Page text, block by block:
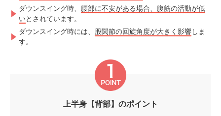
ダウンスイング時、 腰部に不安がある場合、腹筋の活動が低
いとされています。
ダウンスイング時には、
股関節の回旋角度が大きく影響しま
す。
上半身【背部】のポイント